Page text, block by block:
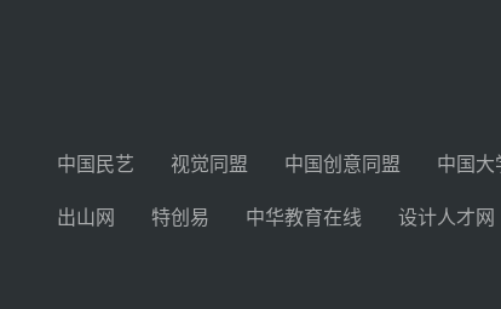
中国民艺 视觉同盟 中国创意同盟 中国大
出山网 特创易 中华教育在线 设计人才网